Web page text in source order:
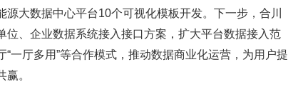
大数据中心平台10个可视化模板开发。下一步，合川
、企业数据系统接入接口方案，扩大平台数据接入范
一厅多用”等合作模式，推动数据商业化运营，为用户提
。